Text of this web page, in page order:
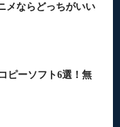
メならどっちがいい
ピーソフト6選！無